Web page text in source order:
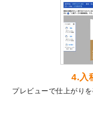
テンプ
2024
レート
箔押し
開いた
クリ
ナル
た！
4.入
プレビューで仕上がり